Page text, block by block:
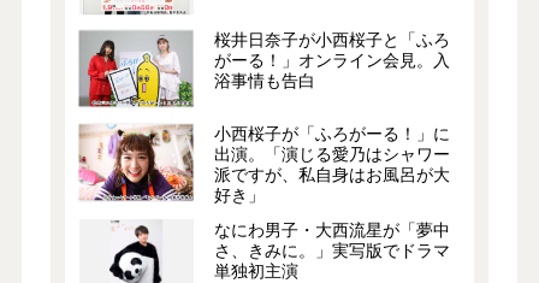
桜井日奈子が小西桜子と「ふろ
がーる！」オンライン会見。入
浴事情も告白
小西桜子が「ふろがーる！」に
出演。「演じる愛乃はシャワー
派ですが、私自身はお風呂が大
好き」
なにわ男子・大西流星が「夢中
さ、きみに。」実写版でドラマ
単独初主演